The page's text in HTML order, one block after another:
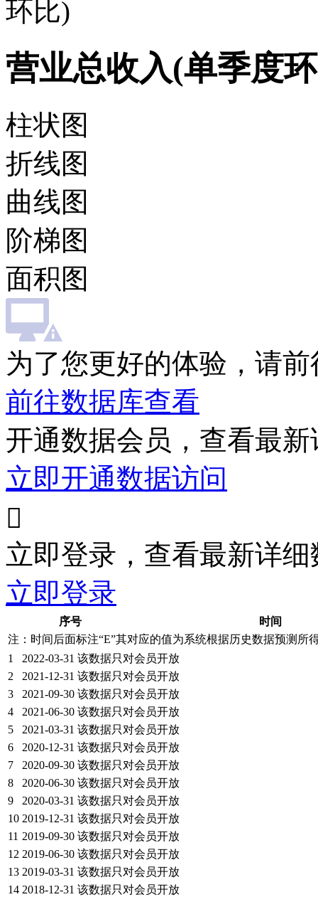
环比)
营业总收入(单季度
柱状图
折线图
曲线图
阶梯图
面积图
为了您更好的体验，请
前往数据库查看
开通数据会员，查看最
立即开通数据访问

立即登录，查看最新详细
立即登录
序号
时间
注：时间后面标注“E”其对应的值为系统根据历史数据预测所
1
2022-03-31 该数据只对会员开放
2
2021-12-31 该数据只对会员开放
3
2021-09-30 该数据只对会员开放
4
2021-06-30 该数据只对会员开放
5
2021-03-31 该数据只对会员开放
6
2020-12-31 该数据只对会员开放
7
2020-09-30 该数据只对会员开放
8
2020-06-30 该数据只对会员开放
9
2020-03-31 该数据只对会员开放
10 2019-12-31 该数据只对会员开放
11 2019-09-30 该数据只对会员开放
12 2019-06-30 该数据只对会员开放
13 2019-03-31 该数据只对会员开放
14 2018-12-31 该数据只对会员开放